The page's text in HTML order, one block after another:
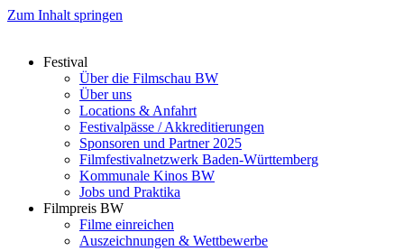
Zum Inhalt springen
Festival
Über die Filmschau BW
Über uns
Locations & Anfahrt
Festivalpässe / Akkreditierungen
Sponsoren und Partner 2025
Filmfestivalnetzwerk ­Baden-Württemberg
Kommunale Kinos BW
Jobs und Praktika
Filmpreis BW
Filme einreichen
Auszeichnungen & Wettbewerbe